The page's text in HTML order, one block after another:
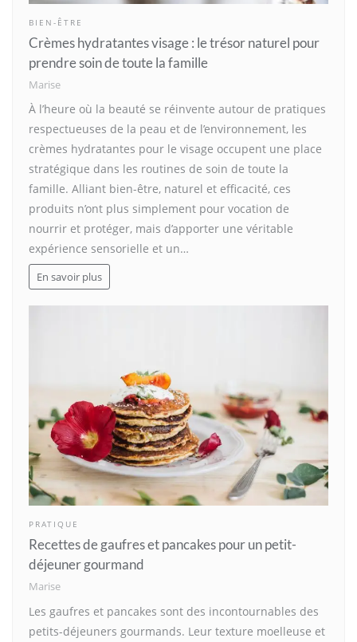
BIEN-ÊTRE
Crèmes hydratantes visage : le trésor naturel pour
prendre soin de toute la famille
Marise
À l’heure où la beauté se réinvente autour de pratiques
respectueuses de la peau et de l’environnement, les
crèmes hydratantes pour le visage occupent une place
stratégique dans les routines de soin de toute la
famille. Alliant bien-être, naturel et efficacité, ces
produits n’ont plus simplement pour vocation de
nourrir et protéger, mais d’apporter une véritable
expérience sensorielle et un…
En savoir plus
PRATIQUE
Recettes de gaufres et pancakes pour un petit-
déjeuner gourmand
Marise
Les gaufres et pancakes sont des incontournables des
petits-déjeuners gourmands. Leur texture moelleuse et